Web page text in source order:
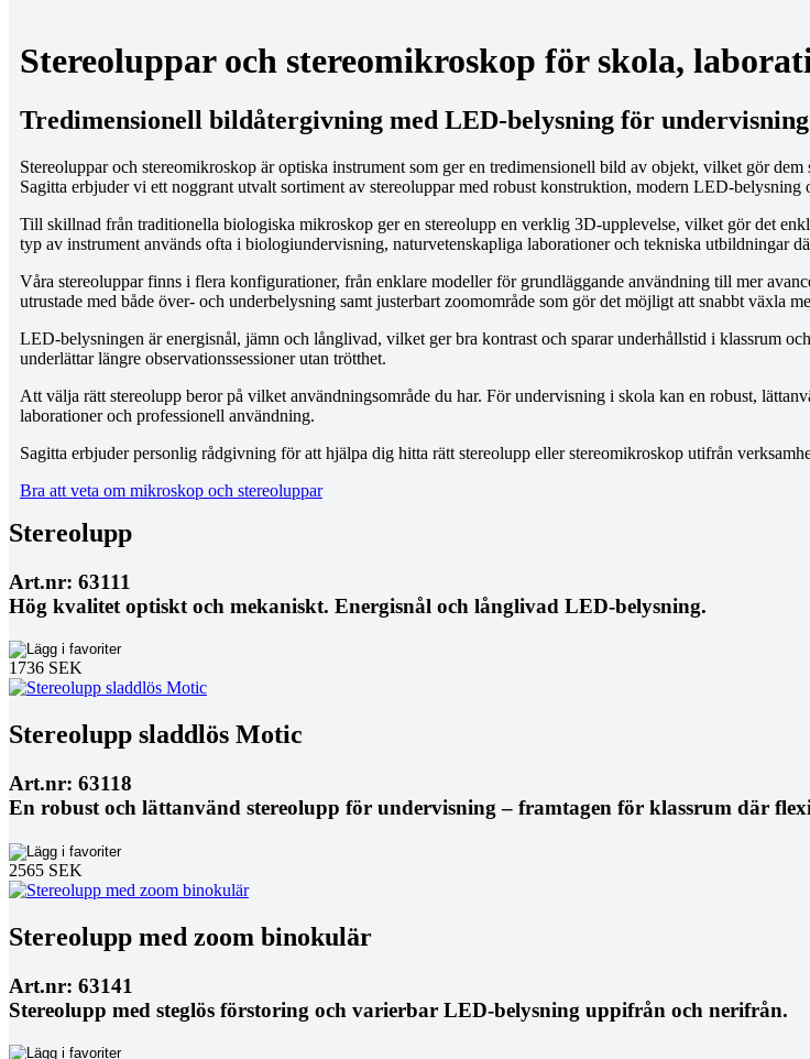
Stereoluppar och stereomikroskop för skola,
Tredimensionell bildåtergivning med LED-belysning för
Stereoluppar och stereomikroskop är optiska instrument som ger en tredimensionell bild av objekt, vilket gör
Sagitta erbjuder vi ett noggrant utvalt sortiment av stereoluppar med robust konstruktion, modern LED-
Till skillnad från traditionella biologiska mikroskop ger en stereolupp en verklig 3D-upplevelse, vilket gör det
typ av instrument används ofta i biologiundervisning, naturvetenskapliga laborationer och tekniska utbildningar
Våra stereoluppar finns i flera konfigurationer, från enklare modeller för grundläggande användning till mer
utrustade med både över- och underbelysning samt justerbart zoomområde som gör det möjligt att snabbt växla
LED-belysningen är energisnål, jämn och långlivad, vilket ger bra kontrast och sparar underhållstid i klassrum
underlättar längre observationssessioner utan trötthet.
Att välja rätt stereolupp beror på vilket användningsområde du har. För undervisning i skola kan en robust,
laborationer och professionell användning.
Sagitta erbjuder personlig rådgivning för att hjälpa dig hitta rätt stereolupp eller stereomikroskop utifrån
Bra att veta om mikroskop och stereoluppar
Stereolupp
Art.nr: 63111
Hög kvalitet optiskt och mekaniskt. Energisnål och långlivad LED-belysning.
1736 SEK
Stereolupp sladdlös Motic
Art.nr: 63118
En robust och lättanvänd stereolupp för undervisning – framtagen för klassrum där
2565 SEK
Stereolupp med zoom binokulär
Art.nr: 63141
Stereolupp med steglös förstoring och varierbar LED-belysning uppifrån och nerifrån.